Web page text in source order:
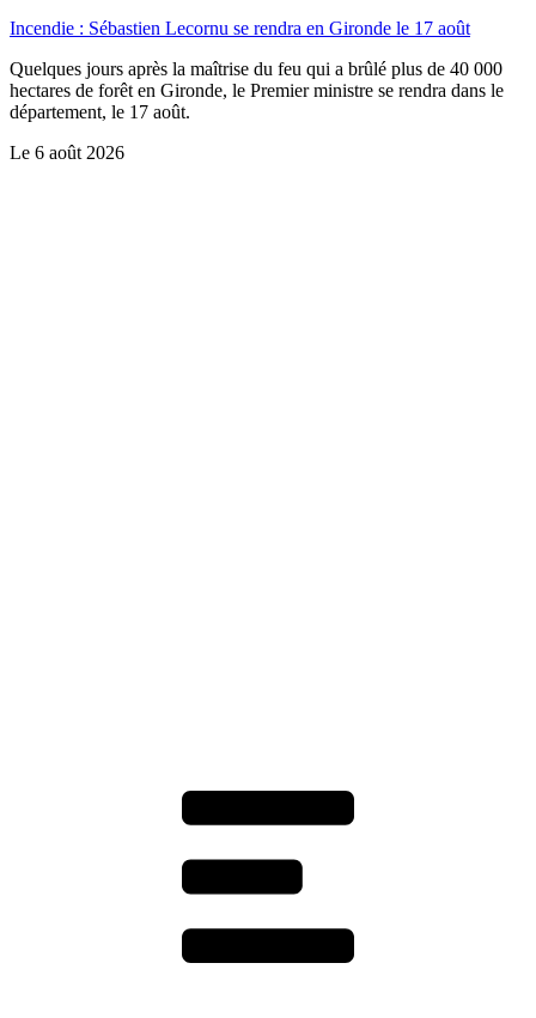
Incendie : Sébastien Lecornu se rendra en Gironde le 17 août
Quelques jours après la maîtrise du feu qui a brûlé plus de 40 000
hectares de forêt en Gironde, le Premier ministre se rendra dans le
département, le 17 août.
Le 6 août 2026